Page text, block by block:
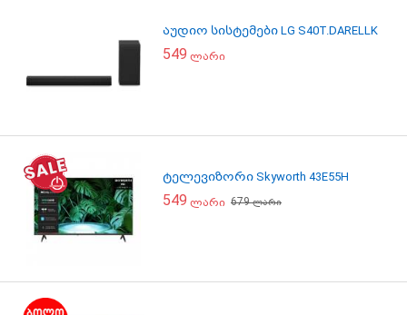
აუდიო სისტემები LG S40T.DARELLK
549 ლარი
ტელევიზორი Skyworth 43E55H
549 ლარი 679ლარი